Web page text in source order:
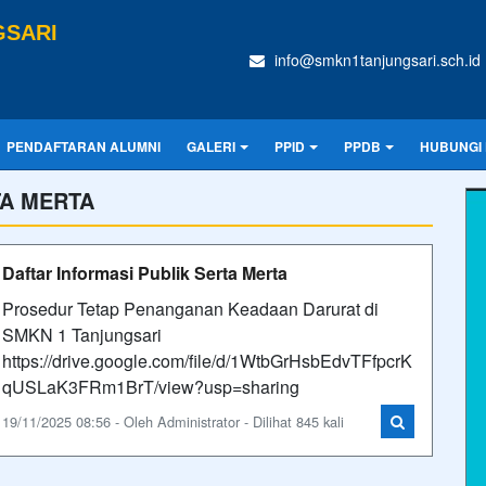
info@smkn1tanjungsari.sch.id
PENDAFTARAN ALUMNI GALERI PPID PPDB HUBUNGI
MERTA
Daftar Informasi Publik Serta Merta
Prosedur Tetap Penanganan Keadaan Darurat di
SMKN 1 Tanjungsari
https://drive.google.com/file/d/1WtbGrHsbEdvTFfpcrK
qUSLaK3FRm1BrT/view?usp=sharing
19/11/2025 08:56 - Oleh Administrator - Dilihat 845 kali